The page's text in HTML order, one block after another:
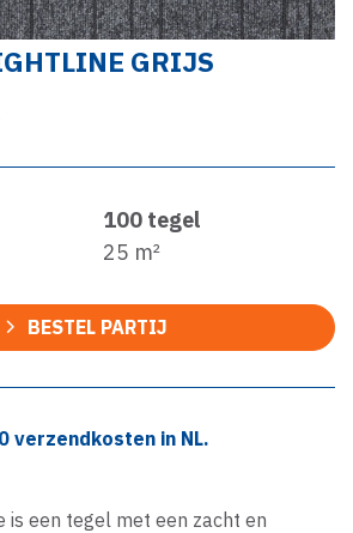
GRIJS
100 tegel
25 m²
BESTEL PARTIJ
verzendkosten in NL.
is een tegel met een zacht en